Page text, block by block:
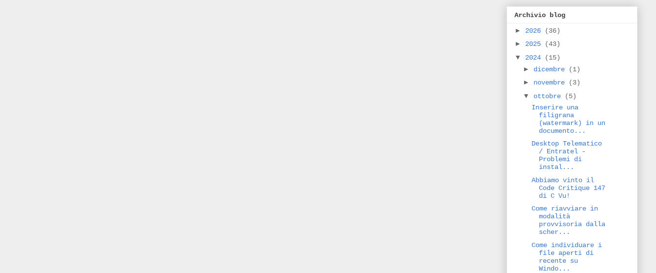
Archivio blog
► 2026
(36)
► 2025
(43)
▼ 2024
(15)
► dicembre
(1)
► novembre
(3)
▼ ottobre
(5)
Inserire una
filigrana
(watermark) in un
documento...
Desktop Telematico
/ Entratel -
Problemi di
instal...
Abbiamo vinto il
Code Critique 147
di C Vu!
Come riavviare in
modalità
provvisoria dalla
scher...
Come individuare i
file aperti di
recente su
Windo...